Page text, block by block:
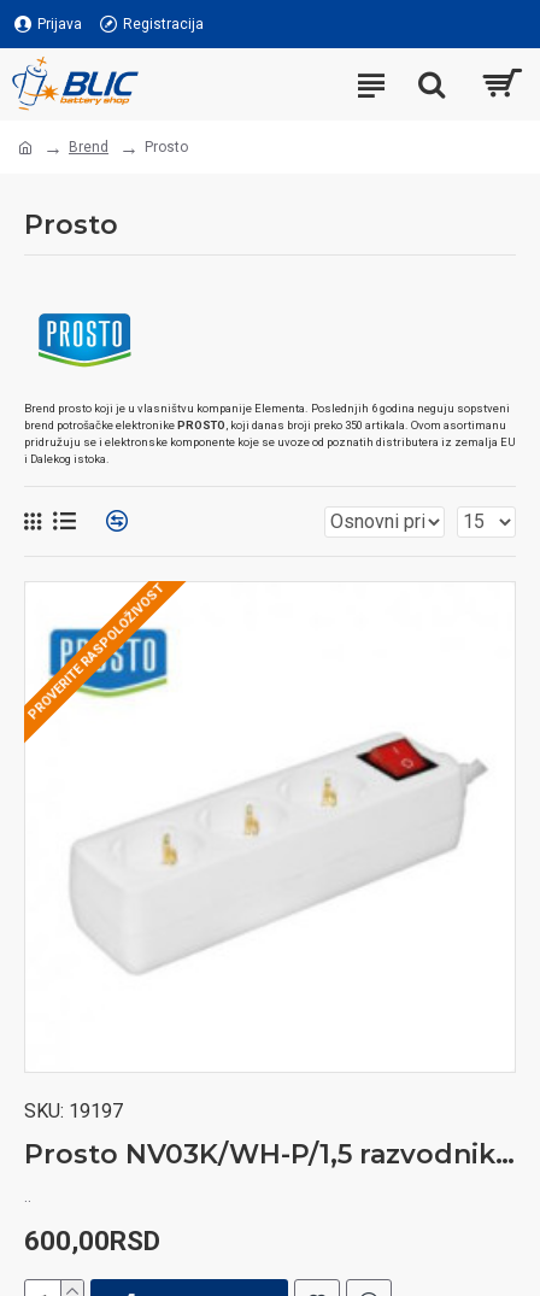
Prijava Registracija
Brend Prosto
Prosto
Brend prosto koji je u vlasništvu kompanije Elementa. Poslednjih 6 godina neguju sopstveni
brend potrošačke elektronikePROSTO , koji danas broji preko 350 artikala. Ovom asortimanu
pridružuju se i elektronske komponente koje se uvoze od poznatih distributera iz zemalja EU
i Dalekog istoka.
PROVERITE RASPOLOŽIVOST
SKU: 19197
Prosto NV03K/WH-P/1,5 razvodnik sa 3 mesta i prekidačem 1,5m
600,00RSD